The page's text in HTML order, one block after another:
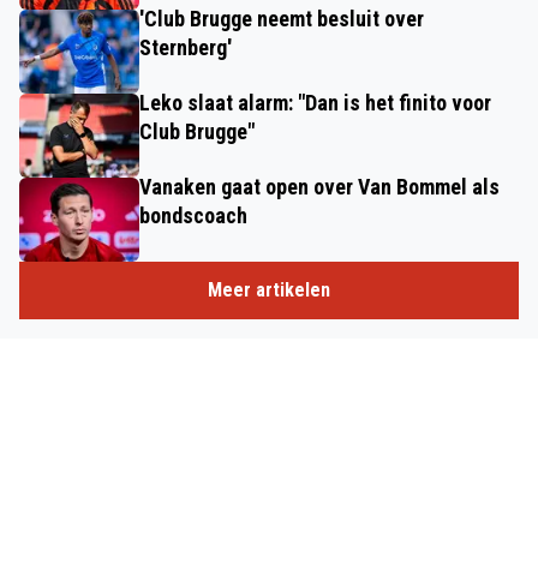
'Club Brugge neemt besluit over
Sternberg'
Leko slaat alarm: "Dan is het finito voor
Club Brugge"
Vanaken gaat open over Van Bommel als
bondscoach
Meer artikelen